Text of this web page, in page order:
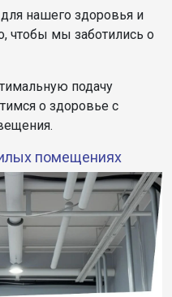
нашего здоровья и
чтобы мы заботились о
подачу
о здоровье с
помещениях